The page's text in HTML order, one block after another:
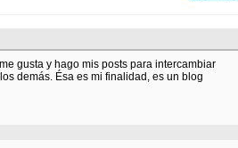
gusta y hago mis posts para intercambiar
demás. Ésa es mi finalidad, es un blog